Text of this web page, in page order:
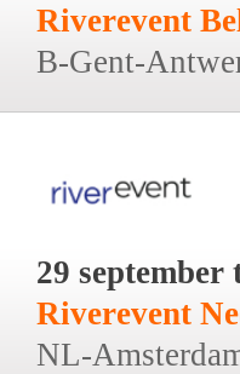
Riverevent
B-Gent-
29
Riverevent
NL-